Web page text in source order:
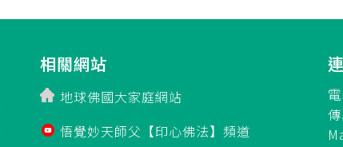
相關網站
地球佛國大家庭網站
悟覺妙天師父【印心佛法】頻道